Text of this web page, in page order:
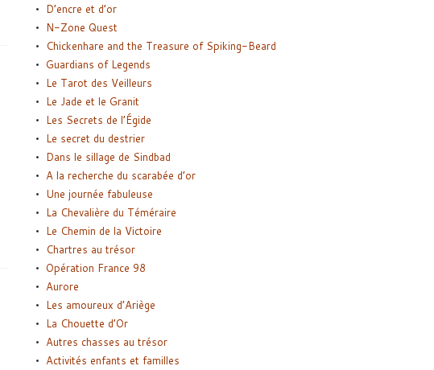
D’encre et d’or
N-Zone Quest
Chickenhare and the Treasure of Spiking-Beard
Guardians of Legends
Le Tarot des Veilleurs
Le Jade et le Granit
Les Secrets de l’Égide
Le secret du destrier
Dans le sillage de Sindbad
A la recherche du scarabée d’or
Une journée fabuleuse
La Chevalière du Téméraire
Le Chemin de la Victoire
Chartres au trésor
Opération France 98
Aurore
Les amoureux d’Ariège
La Chouette d’Or
Autres chasses au trésor
Activités enfants et familles